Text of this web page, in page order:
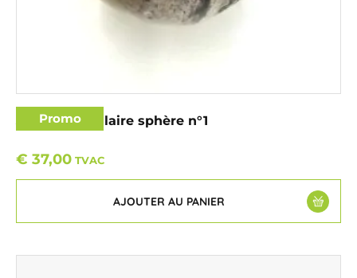
Promo
Jaspe Orbiculaire sphère n°1
€ 37,00 TVAC
AJOUTER AU PANIER